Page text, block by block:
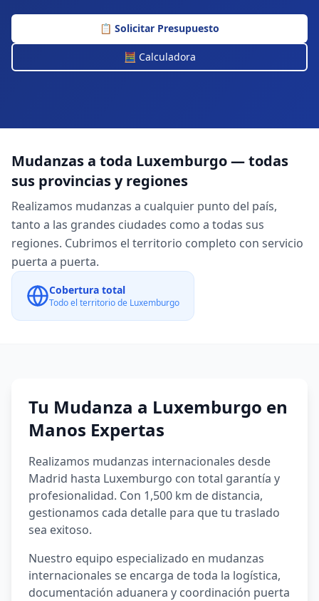
📋 Solicitar Presupuesto
🧮 Calculadora
Mudanzas a toda Luxemburgo— todas
sus provincias y regiones
Realizamos mudanzas a cualquier punto del país,
tanto a las grandes ciudades como a todas sus
regiones. Cubrimos el territorio completo con servicio
puerta a puerta.
Cobertura total
Todo el territorio de Luxemburgo
Tu Mudanza a Luxemburgo en
Manos Expertas
Realizamos mudanzas internacionales desde
Madrid hasta Luxemburgo con total garantía y
profesionalidad. Con 1,500 km de distancia,
gestionamos cada detalle para que tu traslado
sea exitoso.
Nuestro equipo especializado en mudanzas
internacionales se encarga de toda la logística,
documentación aduanera y coordinación puerta